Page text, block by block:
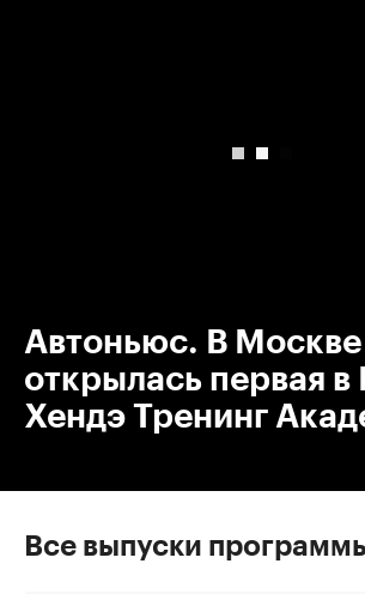
Автоньюс. В Москве
открылась первая в
Хендэ Тренинг
Все выпуски